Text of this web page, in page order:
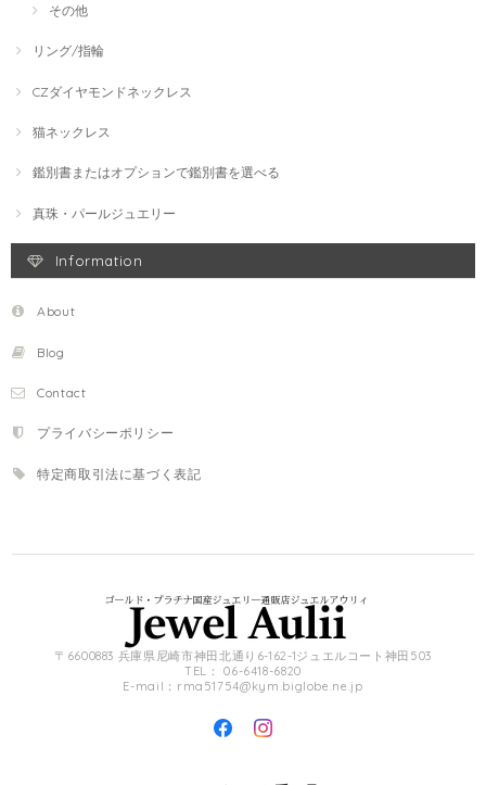
その他
リング/指輪
CZダイヤモンドネックレス
猫ネックレス
鑑別書またはオプションで鑑別書を選べる
真珠・パールジュエリー
Information
About
Blog
Contact
プライバシーポリシー
特定商取引法に基づく表記
〒6600883 兵庫県尼崎市神田北通り6-162-1ジュエルコート神田503
TEL： 06-6418-6820
E-mail： rma51754@kym.biglobe.ne.jp